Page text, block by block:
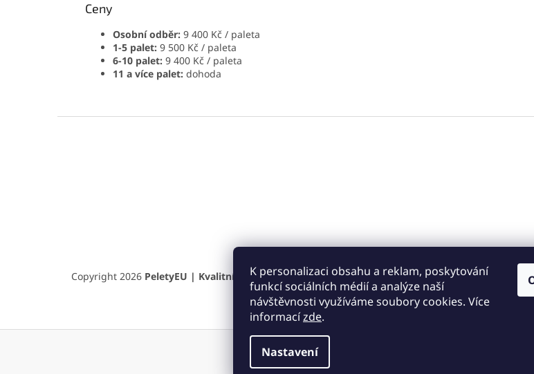
K personalizaci obsahu a reklam, poskytování
funkcí sociálních médií a analýze naší
návštěvnosti využíváme soubory cookies. Více
informacízde.
Nastavení
Ceny
Osobní odběr: 9 400 Kč / paleta
1-5 palet: 9 500 Kč / paleta
6-10 palet: 9 400 Kč / paleta
11 a více palet: dohoda
Copyright 2026 PeletyEU | Kvalitní pelety a brikety za skvělé ceny. Všechna práva vyhrazena.
© 2026